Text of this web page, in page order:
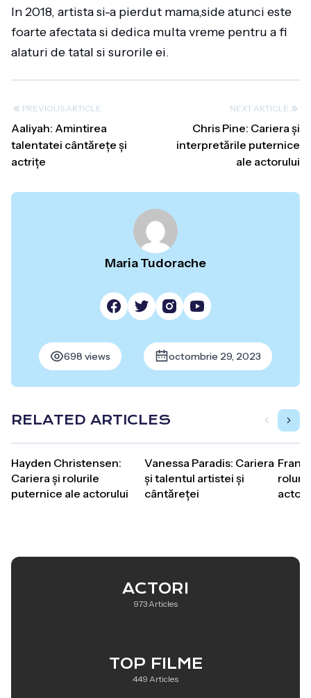
In 2018, artista si-a pierdut mama,side atunci este
foarte afectata si dedica multa vreme pentru a fi
alaturi de tatal si surorile ei.
PREVIOUS ARTICLE
Aaliyah: Amintirea
talentatei cântărețe și
actrițe
NEXT ARTICLE
Chris Pine: Cariera și
interpretările puternice
ale actorului
Maria Tudorache
698 views octombrie 29, 2023
RELATED ARTICLES
Hayden Christensen:
Cariera și rolurile
puternice ale actorului
Vanessa Paradis: Cariera
și talentul artistei și
cântăreței
ACTORI
973 Articles
TOP FILME
449 Articles